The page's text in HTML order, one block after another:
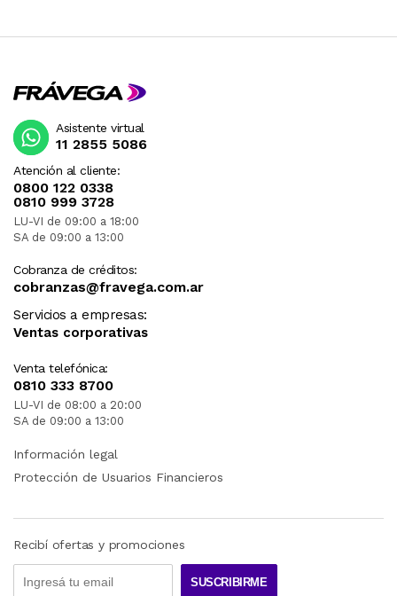
Atención al cliente:
0800 122 0338
0810 999 3728
LU-VI de 09:00 a 18:00
SA de 09:00 a 13:00
Cobranza de créditos:
cobranzas@fravega.com.ar
Servicios a empresas:
Ventas corporativas
Venta telefónica:
0810 333 8700
LU-VI de 08:00 a 20:00
SA de 09:00 a 13:00
Asistente virtual
11 2855 5086
Información legal
Protección de Usuarios Financieros
Recibí ofertas y promociones
SUSCRIBIRME